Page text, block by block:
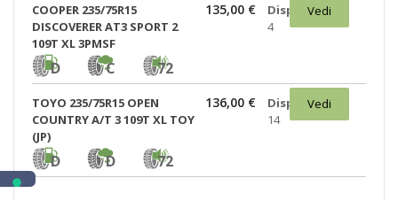
COOPER 235/75R15
DISCOVERER AT3 SPORT 2
109T XL 3PMSF
D C 72
135,00 €
Disponibili:
4
Vedi
TOYO 235/75R15 OPEN
COUNTRY A/T 3 109T XL TOY
(JP)
D D 72
136,00 €
Disponibili:
14
Vedi